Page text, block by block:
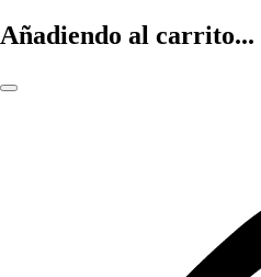
Añadiendo al carrito...